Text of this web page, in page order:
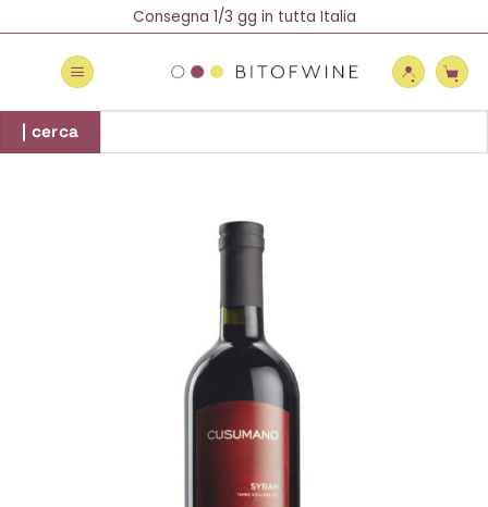
ai
contenuti
Spedizione Gratuita oltre 69 €
Consegna 1/3 gg in tutta Italia
Newsletter = 5% di Sconto!
| cerca